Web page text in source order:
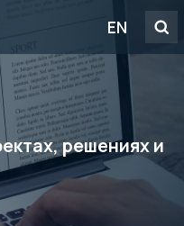
EN
решениях и